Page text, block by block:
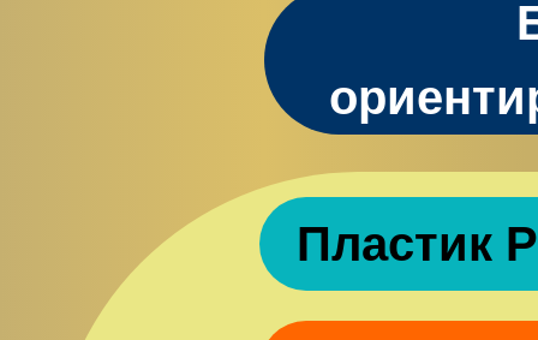
Пластик